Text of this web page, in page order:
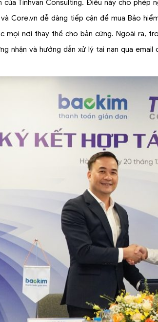
Tinhvan Consulting. Điều này cho
Core.vn dễ dàng tiếp cận để mua Bảo
mọi nơi thay thế cho bản cứng. Ngoài ra,
nhận và hướng dẫn xử lý tai nạn qua